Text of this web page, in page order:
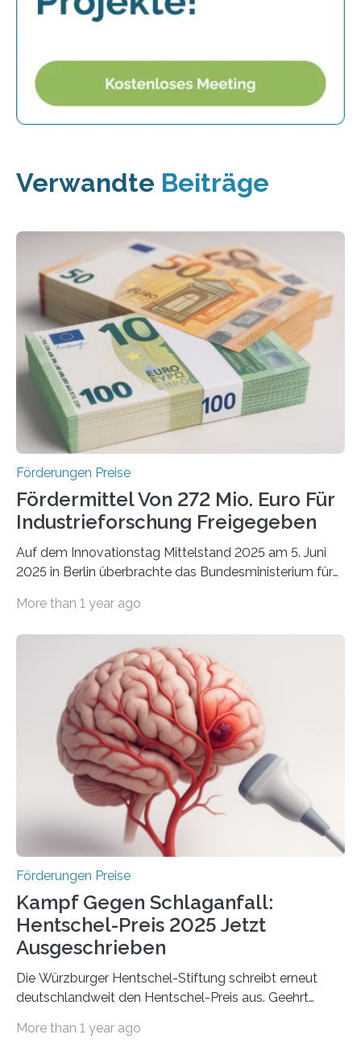
Verwandte Beiträge
Förderungen Preise
Fördermittel Von 272 Mio. Euro Für
Industrieforschung Freigegeben
Auf dem Innovationstag Mittelstand 2025 am 5. Juni
2025 in Berlin überbrachte das Bundesministerium für
Überplanmäßige Verpflichtungsermächtigungen in
Woche vom Haushaltsausschuss freigegeben – unter
anderem zur Unterstützung der
Industrieforschungsprogramme Industrielle
Gemeinschaftsforschung (IGF), Zentrales
Innovationsprogramm Mittelstand (ZIM) und
Innovationskompetenz INNO-KOM. Auf dem
Innovationstag Mittelstand 2025 am 5. Juni 2025 in
Berlin überbrachte das Bundesministerium für
Wirtschaft und Energie eine gute Nachricht:
Überplanmäßige Verpflichtungsermächtigungen in
More than 1 year ago
Förderungen Preise
Kampf Gegen Schlaganfall:
Hentschel-Preis 2025 Jetzt
Ausgeschrieben
Die Würzburger Hentschel-Stiftung schreibt erneut
deutschlandweit den Hentschel-Preis aus. Geehrt
hochrangige wissenschaftliche Publikation zum Thema
More than 1 year ago